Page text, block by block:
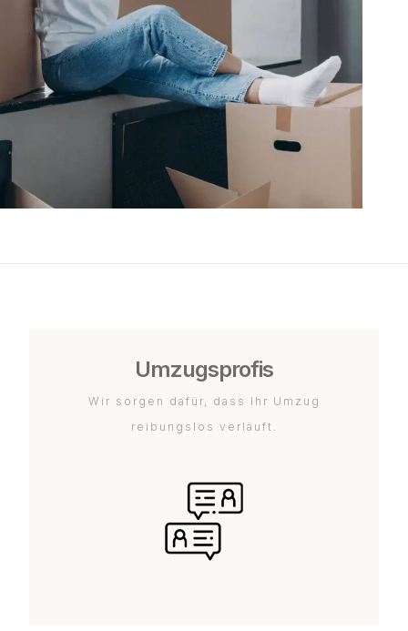
Umzugsprofis
Wir sorgen dafür, dass Ihr Umzug
reibungslos verläuft.